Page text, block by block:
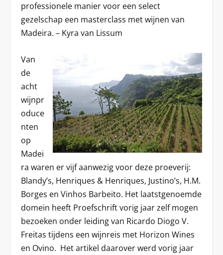
professionele manier voor een select
gezelschap een masterclass met wijnen van
Madeira. – Kyra van Lissum
Van
de
acht
wijnpr
oduce
nten
op
Madei
ra waren er vijf aanwezig voor deze proeverij:
Blandy’s, Henriques & Henriques, Justino’s, H.M.
Borges en Vinhos Barbeito. Het laatstgenoemde
domein heeft Proefschrift vorig jaar zelf mogen
bezoeken onder leiding van Ricardo Diogo V.
Freitas tijdens een wijnreis met Horizon Wines
en Ovino. Het artikel daarover werd vorig jaar